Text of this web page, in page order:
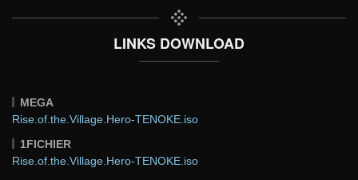
LINKS DOWNLOAD
MEGA
Rise.of.the.Village.Hero-TENOKE.iso
1FICHIER
Rise.of.the.Village.Hero-TENOKE.iso